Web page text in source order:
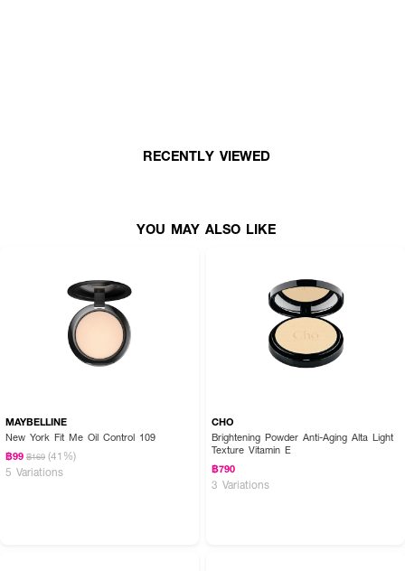
● กันน้ำและกันเหงื่อยาวนานถึง 4 ชั่วโมง
● ปกป้องผิวจากแสงแดดด้วย SPF40 PA++++ ทั้งรังสี UVA และ UVB
● เหมาะสำหรับ everyday look มอบผิวแมทสวยไม่แห้งและไม่ลอย
เฉดสีที่มีให้เลือก:
● P1 LIGHT PINK – สำหรับผิวขาวอมชมพู
● N2 NEUTRAL – สำหรับผิวกลางธรรมชาติ
RECENTLY VIEWED
YOU MAY ALSO LIKE
MAYBELLINE
New York Fit Me Oil Control 109
฿99 ฿169 (41%)
5 Variations
CHO
Brightening Powder Anti-Aging Alta Light
Texture Vitamin E
฿790
3 Variations